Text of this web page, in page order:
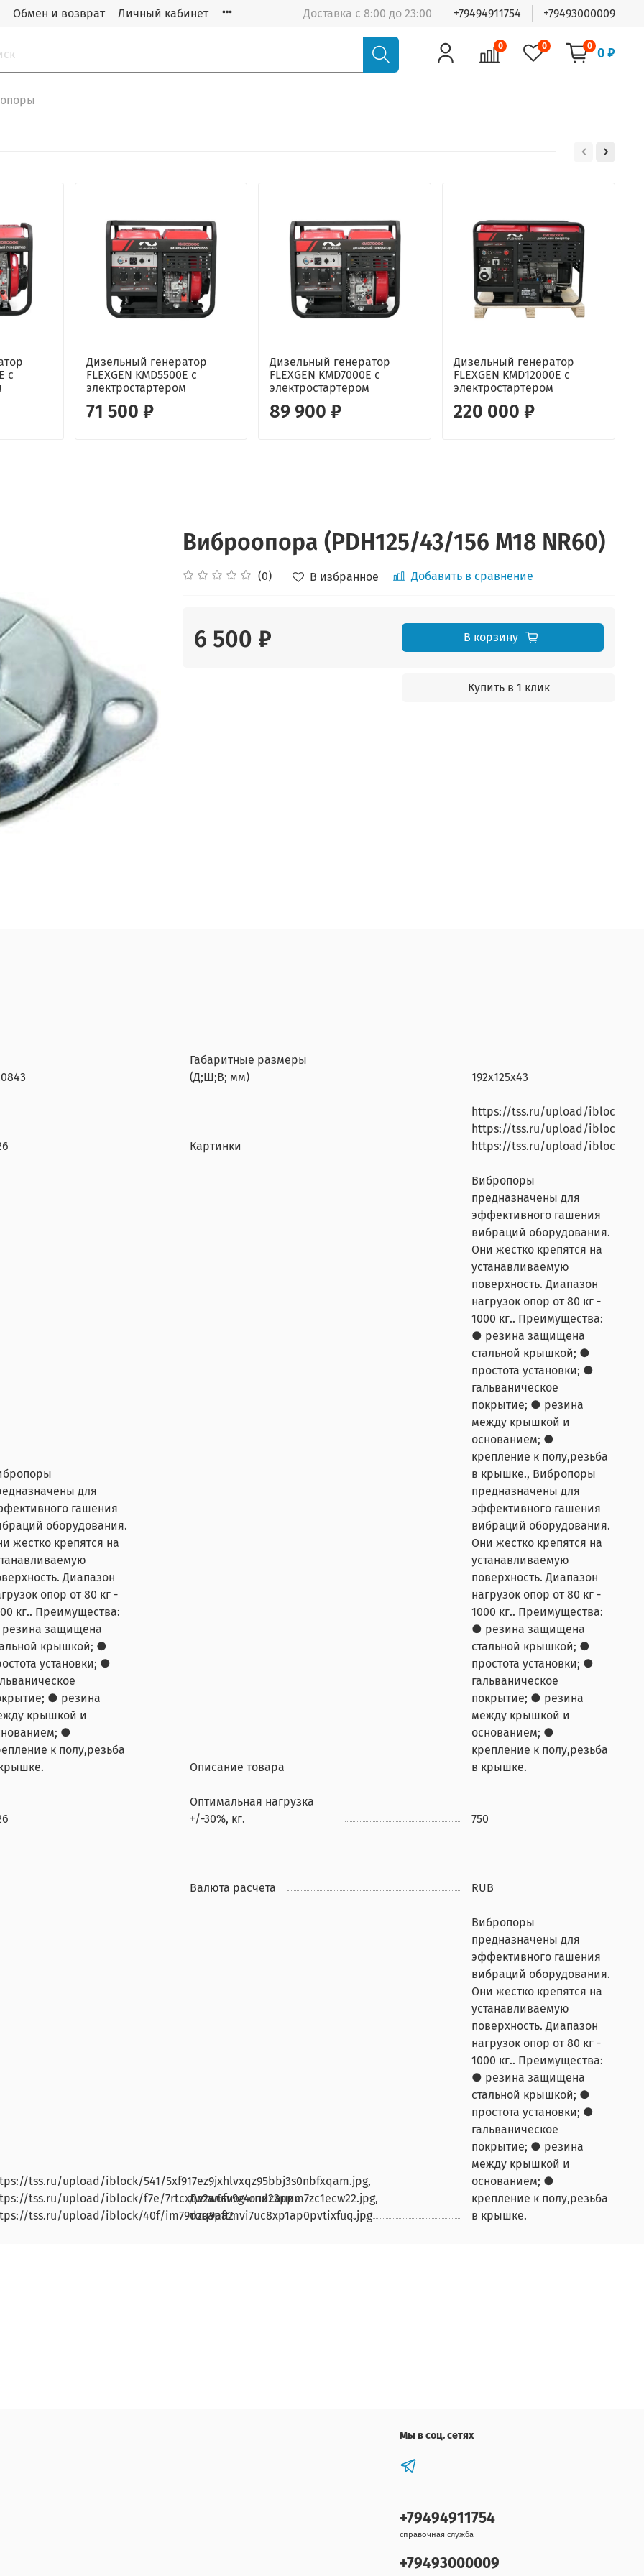
Обмен и возврат Личный кабинет Доставка с 8:00 до 23:00 +79494911754 +79493000009
0 0 0 0 ₽
с
Дизельный генератор
FLEXGEN KMD5500E с
электростартером
71 500 ₽
Дизельный генератор
FLEXGEN KMD7000E с
электростартером
89 900 ₽
Дизельный генератор
FLEXGEN KMD12000E с
электростартером
220 000 ₽
Виброопора (PDH125/43/156 M18 NR60)
(0) В избранное Добавить в сравнение
6 500 ₽ В корзину
Купить в 1 клик
Габаритные размеры
(Д;Ш;В; мм)
192х125х43
Картинки
https://tss.ru/upload/iblock/
https://tss.ru/upload/iblock/
https://tss.ru/upload/iblock/
для
гашения
оборудования.
жестко крепятся на
Диапазон
опор от 80 кг -
кг.. Преимущества:
защищена
крышкой; ●
установки; ●
● резина
крышкой и
●
к полу,резьба
Описание товара
Вибропоры
предназначены для
эффективного гашения
вибраций оборудования.
Они жестко крепятся на
устанавливаемую
поверхность. Диапазон
нагрузок опор от 80 кг -
1000 кг.. Преимущества:
● резина защищена
стальной крышкой; ●
простота установки; ●
гальваническое
покрытие; ● резина
между крышкой и
основанием; ●
крепление к полу,резьба
в крышке., Вибропоры
предназначены для
эффективного гашения
вибраций оборудования.
Они жестко крепятся на
устанавливаемую
поверхность. Диапазон
нагрузок опор от 80 кг -
1000 кг.. Преимущества:
● резина защищена
стальной крышкой; ●
простота установки; ●
гальваническое
покрытие; ● резина
между крышкой и
основанием; ●
крепление к полу,резьба
в крышке.
Оптимальная нагрузка
+/-30%, кг.
750
Валюта расчета RUB
tss.ru/upload/iblock/541/5xf917ez9jxhlvxqz95bbj3s0nbfxqam.jpg,
tss.ru/upload/iblock/f7e/7rtcxtw2w6fv9g4rnd23ppm7zc1ecw22.jpg,
tss.ru/upload/iblock/40f/im79dzq9aftmvi7uc8xp1ap0pvtixfuq.jpg
Детальное описание
товара2
Вибропоры
предназначены для
эффективного гашения
вибраций оборудования.
Они жестко крепятся на
устанавливаемую
поверхность. Диапазон
нагрузок опор от 80 кг -
1000 кг.. Преимущества:
● резина защищена
стальной крышкой; ●
простота установки; ●
гальваническое
покрытие; ● резина
между крышкой и
основанием; ●
крепление к полу,резьба
в крышке.
Мы в соц. сетях
+79494911754
справочная служба
+79493000009